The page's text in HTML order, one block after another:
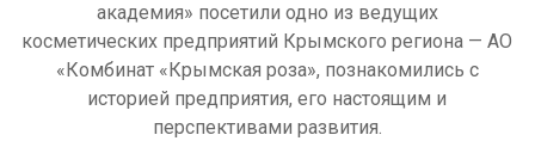
академия» посетили одно из ведущих
косметических предприятий Крымского региона — АО
«Комбинат «Крымская роза», познакомились с
историей предприятия, его настоящим и
перспективами развития.